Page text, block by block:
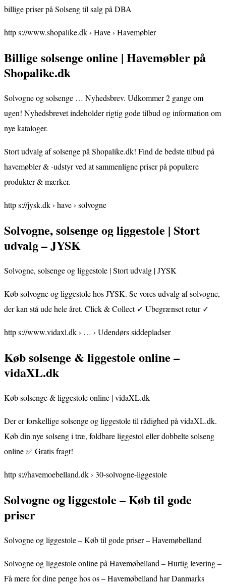
billige priser på Solseng til salg på DBA
http s://www.shopalike.dk › Have › Havemøbler
Billige solsenge online | Havemøbler på
Shopalike.dk
Solvogne og solsenge … Nyhedsbrev. Udkommer 2 gange om
ugen! Nyhedsbrevet indeholder rigtig gode tilbud og information om
nye kataloger.
Stort udvalg af solsenge på Shopalike.dk! Find de bedste tilbud på
havemøbler & -udstyr ved at sammenligne priser på populære
produkter & mærker.
http s://jysk.dk › have › solvogne
Solvogne, solsenge og liggestole | Stort
udvalg – JYSK
Solvogne, solsenge og liggestole | Stort udvalg | JYSK
Køb solvogne og liggestole hos JYSK. Se vores udvalg af solvogne,
der kan stå ude hele året. Click & Collect ✓ Ubegrænset retur ✓
http s://www.vidaxl.dk › … › Udendørs siddepladser
Køb solsenge & liggestole online –
vidaXL.dk
Køb solsenge & liggestole online | vidaXL.dk
Der er forskellige solsenge og liggestole til rådighed på vidaXL.dk.
Køb din nye solseng i træ, foldbare liggestol eller dobbelte solseng
online ✅ Gratis fragt!
http s://havemoebelland.dk › 30-solvogne-liggestole
Solvogne og liggestole – Køb til gode
priser
Solvogne og liggestole – Køb til gode priser – Havemøbelland
Solvogne og liggestole online på Havemøbelland – Hurtig levering –
Få mere for dine penge hos os – Havemøbelland har Danmarks